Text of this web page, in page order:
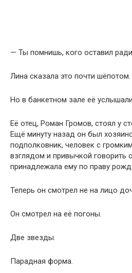
— Ты помнишь, кого оставил
Лина сказала это почти шёпотом.
Но в банкетном зале её
Её отец, Роман Громов, стоял у
Ещё минуту назад он был
подполковник, человек с
взглядом и привычкой говорить
принадлежала ему по праву
Теперь он смотрел не на лицо
Он смотрел на её погоны.
Две звезды.
Парадная форма.